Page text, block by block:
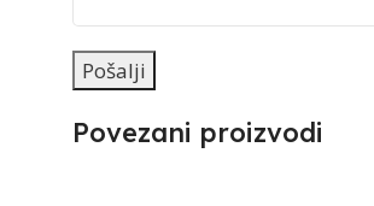
Povezani proizvodi